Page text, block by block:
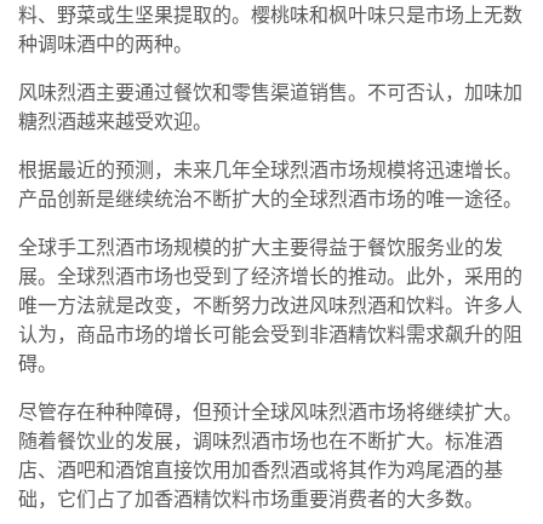
料、野菜或生坚果提取的。樱桃味和枫叶味只是市场上无数
种调味酒中的两种。
风味烈酒主要通过餐饮和零售渠道销售。不可否认，加味加
糖烈酒越来越受欢迎。
根据最近的预测，未来几年全球烈酒市场规模将迅速增长。
产品创新是继续统治不断扩大的全球烈酒市场的唯一途径。
全球手工烈酒市场规模的扩大主要得益于餐饮服务业的发
展。全球烈酒市场也受到了经济增长的推动。此外，采用的
唯一方法就是改变，不断努力改进风味烈酒和饮料。许多人
认为，商品市场的增长可能会受到非酒精饮料需求飙升的阻
碍。
尽管存在种种障碍，但预计全球风味烈酒市场将继续扩大。
随着餐饮业的发展，调味烈酒市场也在不断扩大。标准酒
店、酒吧和酒馆直接饮用加香烈酒或将其作为鸡尾酒的基
础，它们占了加香酒精饮料市场重要消费者的大多数。